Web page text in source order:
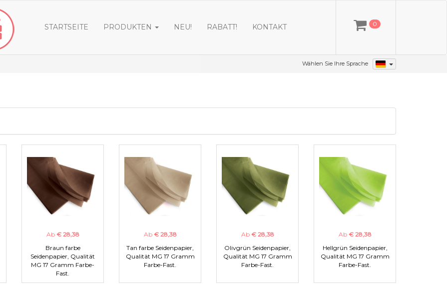
STARTSEITE PRODUKTEN NEU! RABATT! KONTAKT 0
Wählen Sie Ihre Sprache
Ab € 28,38
Braun farbe
Seidenpapier, Qualität
MG 17 Gramm Farbe-
Fast.
Ab € 28,38
Tan farbe Seidenpapier,
Qualität MG 17 Gramm
Farbe-Fast.
Ab € 28,38
Olivgrün Seidenpapier,
Qualität MG 17 Gramm
Farbe-Fast.
Ab € 28,38
Hellgrün Seidenpapier,
Qualität MG 17 Gramm
Farbe-Fast.